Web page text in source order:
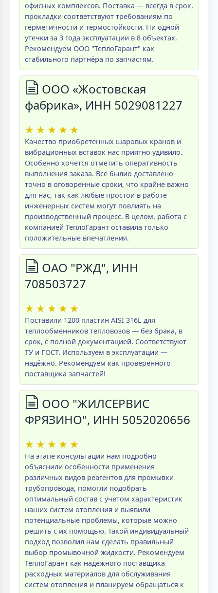
офисных комплексов. Поставка — всегда в срок,
прокладки соответствуют требованиям по
герметичности и термостойкости. Ни одной
утечки за 3 года эксплуатации в 8 объектах.
Рекомендуем ООО "ТеплоГарант" как
стабильного партнёра по запчастям.
ООО «Жостовская
фабрика», ИНН 5029081227
★ ★ ★ ★ ★
Качество приобретенных шаровых кранов и
вибрационных вставок нас приятно удивило.
Особенно хочется отметить оперативность
выполнения заказа. Всё былио доставлено
точно в оговоренные сроки, что крайне важно
для нас, так как любые простои в работе
инженерных систем могут повлиять на
производственный процесс. В целом, работа с
компанией ТеплоГарант оставила только
положительные впечатления.
ОАО "РЖД", ИНН
708503727
★ ★ ★ ★ ★
Поставили 1200 пластин AISI 316L для
теплообменников тепловозов — без брака, в
срок, с полной документацией. Соответствуют
ТУ и ГОСТ. Используем в эксплуатации —
надёжно. Рекомендуем как проверенного
поставщика запчастей!
ООО "ЖИЛСЕРВИС
ФРЯЗИНО", ИНН 5052020656
★ ★ ★ ★ ★
На этапе консультации нам подробно
объяснили особенности применения
различных видов реагентов для промывки
трубопровода, помогли подобрать
оптимальный состав с учетом характеристик
наших систем отопления и выявили
потенциальные проблемы, которые можно
решить с их помощью. Такой индивидуальный
подход позволил нам сделать правильный
выбор промывочной жидкости. Рекомендуем
ТеплоГарант как надежного поставщика
расходных материалов для обслуживания
систем отопления и планируем обращаться к